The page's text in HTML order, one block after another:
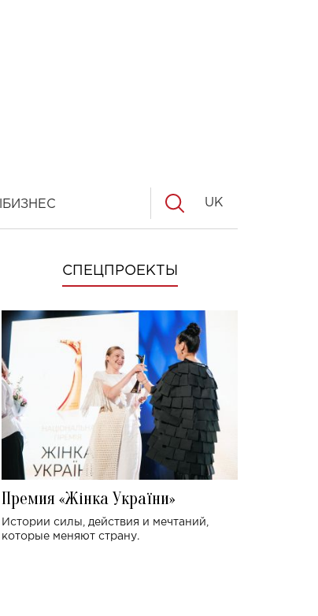
БИЗНЕС UK
СПЕЦПРОЕКТЫ
Премия «Жінка України»
Истории силы, действия и мечтаний,
которые меняют страну.